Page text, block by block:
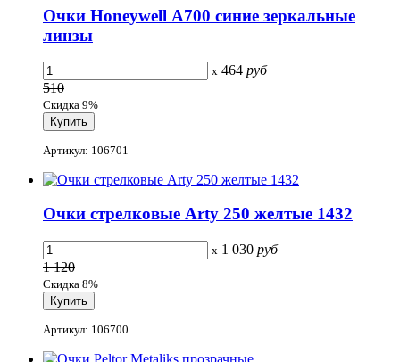
Очки Honeywell А700 синие зеркальные
линзы
x 464 руб
510
Скидка 9%
Артикул: 106701
Очки стрелковые Arty 250 желтые 1432
x 1 030 руб
1 120
Скидка 8%
Артикул: 106700